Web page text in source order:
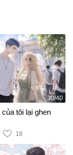
30/40
tôi lại ghen
18